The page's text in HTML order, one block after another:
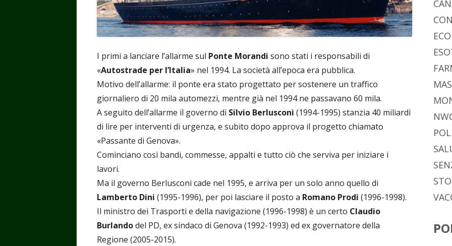
I primi a lanciare l’allarme sul Ponte Morandi sono stati i responsabili di
«Autostrade per l’Italia» nel 1994. La società all’epoca era pubblica.
Motivo dell’allarme: il ponte era stato progettato per sostenere un traffico
giornaliero di 20 mila automezzi, mentre già nel 1994 ne passavano 60 mila.
A seguito dell’allarme il governo di Silvio Berlusconi (1994-1995) stanzia 40 miliardi
di lire per interventi di urgenza, e subito dopo approva il progetto chiamato
«Passante di Genova».
Cominciano così bandi, commesse, appalti e tutto ciò che serviva per iniziare i
lavori.
Ma il governo Berlusconi cade nel 1995, e arriva per un solo anno quello di
Lamberto Dini (1995-1996), per poi lasciare il posto a Romano Prodi (1996-1998).
Il ministro dei Trasporti e della navigazione (1996-1998) è un certo Claudio
Burlandodel PD, ex sindaco di Genova (1992-1993) ed ex governatore della
Regione (2005-2015).